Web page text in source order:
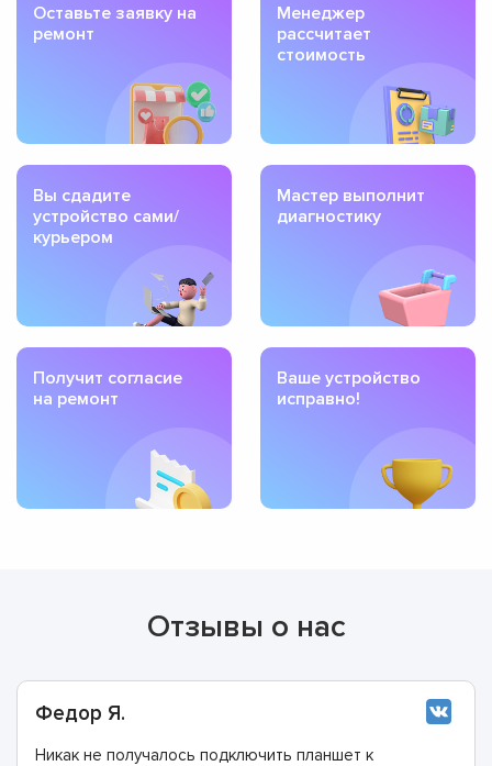
Оставьте заявку на
ремонт
Менеджер
рассчитает
стоимость
Вы сдадите
устройство сами/
курьером
Мастер выполнит
диагностику
Получит согласие
на ремонт
Ваше устройство
исправно!
Отзывы о нас
Федор Я.
Никак не получалось подключить планшет к